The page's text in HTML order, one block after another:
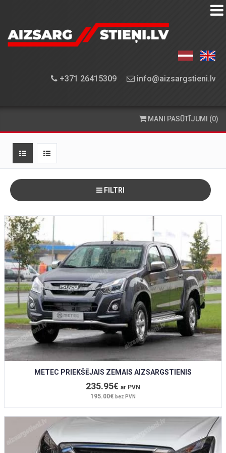
+371 26415309 info@aizsargstieni.lv
AIZSARGSTIEŅU
APRĪKOJUMA
PIEGĀDE
KONTAKTINFORMĀCIJA
MANI PASŪTĪJUMI (0)
FILTRI
METEC PRIEKŠĒJAIS ZEMAIS AIZSARGSTIENIS
235.95€ ar PVN
195.00€ bez PVN